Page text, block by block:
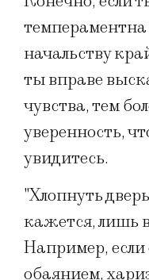
начальству
ты вправе
чувства, тем
уверенность,
увидитесь.
"Хлопнуть
кажется, лишь
Например,
обаянием,